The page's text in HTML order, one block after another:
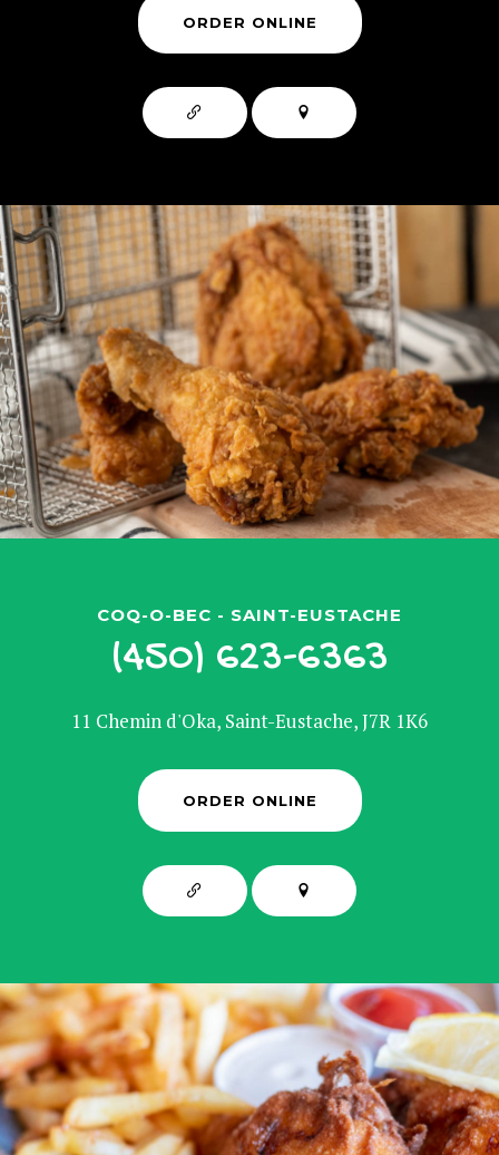
ORDER ONLINE
COQ-O-BEC - SAINT-EUSTACHE
(450) 623-6363
11 Chemin d'Oka, Saint-Eustache, J7R 1K6
ORDER ONLINE